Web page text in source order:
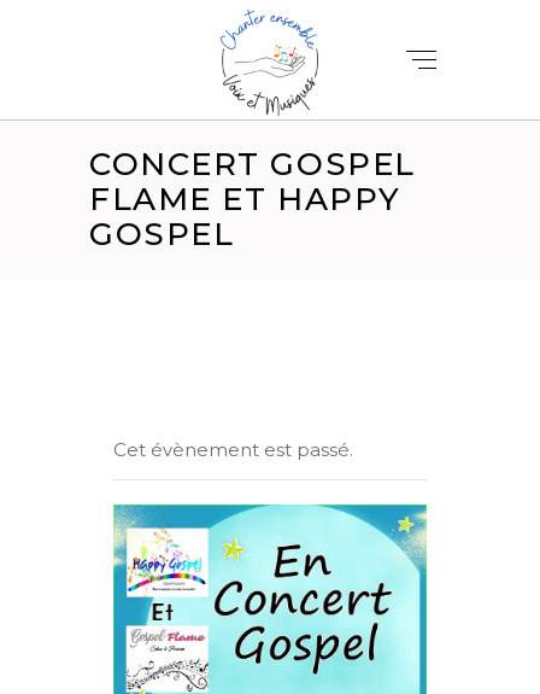
CONCERT GOSPEL
FLAME ET HAPPY
GOSPEL
Cet évènement est passé.